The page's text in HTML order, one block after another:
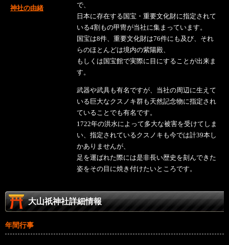
神社の由緒
で、
日本に存在する国宝・重要文化財に指定されて
いる4割もの甲冑が当社に集まっています。
国宝は8件、重要文化財は76件にも及び、それ
らのほとんどは境内の紫陽殿、
もしくは国宝館で実際に目にすることが出来ま
す。
武器や武具も有名ですが、当社の周辺に生えて
いる巨大なクスノキ群も天然記念物に指定され
ていることでも有名です。
1722年の洪水によって多大な被害を受けてしま
い、指定されているクスノキも今では計39本し
かありませんが、
足を運ばれた際には是非長い歴史を刻んできた
姿をその目に焼き付けたいところです。
大山祇神社詳細情報
年間行事